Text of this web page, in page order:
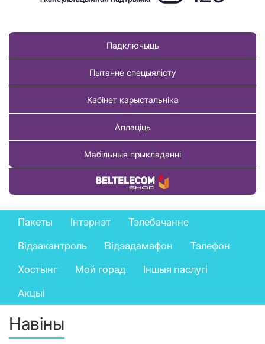
Падключыць
Пытанне спецыялісту
Кабінет карыстальніка
Аплаціць
Мабільныя прыкладанні
Купіць тавар
Private
services
menu
Пакеты Інтэрнэт
Тэлебачанне
Відэакантроль
Відэадамафон
Тэлефон
Хостынг
Мой горад
Іншыя паслугі
Акцыі
Навіны